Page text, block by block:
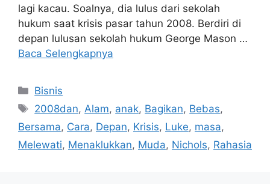
lagi kacau. Soalnya, dia lulus dari sekolah
hukum saat krisis pasar tahun 2008. Berdiri di
depan lulusan sekolah hukum George Mason …
Baca Selengkapnya
Kategori
Bisnis
Tag
2008dan, Alam, anak, Bagikan, Bebas,
Bersama, Cara, Depan, Krisis, Luke, masa,
Melewati, Menaklukkan, Muda, Nichols, Rahasia